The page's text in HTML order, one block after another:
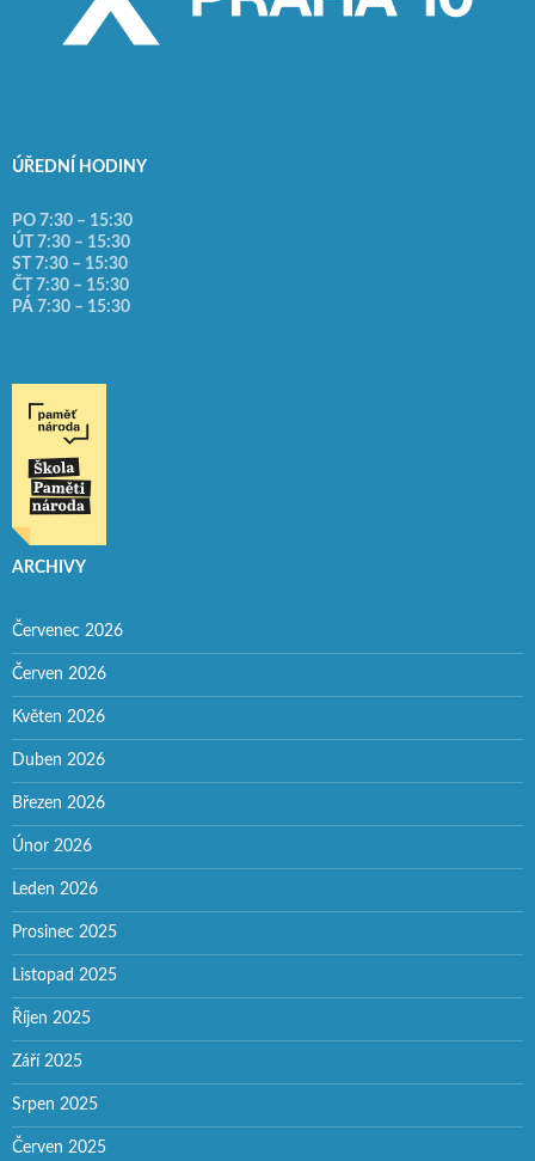
ÚŘEDNÍ HODINY
PO 7:30 – 15:30
ÚT 7:30 – 15:30
ST 7:30 – 15:30
ČT 7:30 – 15:30
PÁ 7:30 – 15:30
ARCHIVY
Červenec 2026
Červen 2026
Květen 2026
Duben 2026
Březen 2026
Únor 2026
Leden 2026
Prosinec 2025
Listopad 2025
Říjen 2025
Září 2025
Srpen 2025
Červen 2025